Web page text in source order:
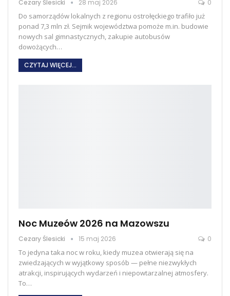
Cezary Ślesicki 28 maj 2026 0
Do samorządów lokalnych z regionu ostrołęckiego trafiło już
ponad 7,3 mln zł. Sejmik województwa pomoże m.in. budowie
nowych sal gimnastycznych, zakupie autobusów
dowożących…
CZYTAJ WIĘCEJ...
Noc Muzeów 2026 na Mazowszu
Cezary Ślesicki 15 maj 2026 0
To jedyna taka noc w roku, kiedy muzea otwierają się na
zwiedzających w wyjątkowy sposób — pełne niezwykłych
atrakcji, inspirujących wydarzeń i niepowtarzalnej atmosfery.
To…